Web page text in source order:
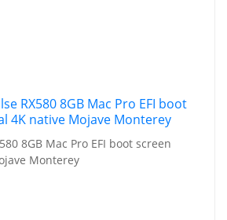
8GB Mac Pro EFI boot screen
Monterey